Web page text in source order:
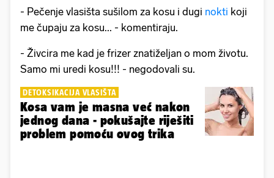
- Pečenje vlasišta sušilom za kosu i dugi nokti koji
me čupaju za kosu... - komentiraju.
- Živcira me kad je frizer znatiželjan o mom životu.
Samo mi uredi kosu!!! - negodovali su.
DETOKSIKACIJA VLASIŠTA
Kosa vam je masna već nakon
jednog dana - pokušajte riješiti
problem pomoću ovog trika